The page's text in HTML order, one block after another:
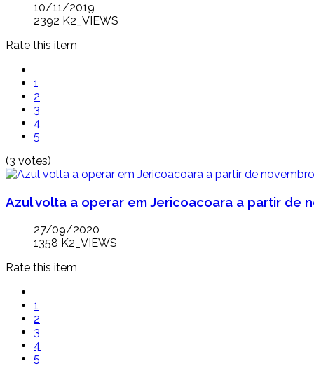
10/11/2019
2392 K2_VIEWS
Rate this item
1
2
3
4
5
(3 votes)
Azul volta a operar em Jericoacoara a partir de
27/09/2020
1358 K2_VIEWS
Rate this item
1
2
3
4
5